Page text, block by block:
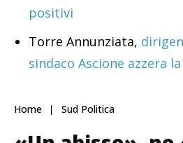
positivi
Torre Annunziata,
sindaco Ascione azzera
Home Sud Politica